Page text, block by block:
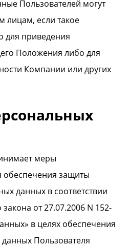
Пользователей могут
лицам, если такое
для приведения
Положения либо для
Компании или других
меры
обеспечения защиты
данных в соответствии
от 27.07.2006 N 152-
в целях обеспечения
Пользователя